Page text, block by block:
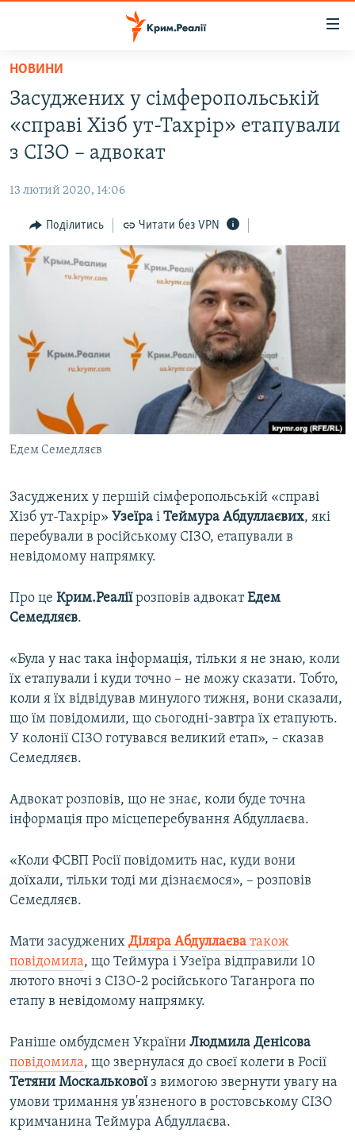
Перейти
основного
матеріалу
Перейти
до
основної
Перейти
до
пошуку
ВОДА.КРИМ
ВІДЕО ТА ФОТО
БЛОГИ
ПОГЛЯД
ІНТЕРВ'Ю
ВСЕ ЗА ДЕНЬ
ДЕПОРТАЦІЯ
ВІДЕОУРОКИ «ELIFBE»
СВІДЧЕННЯ ОКУПАЦІЇ
УКРАЇНСЬКА ПРОБЛЕМА КРИМУ
ІНФОГРАФІКА
ЯК ОБІЙТИ БЛОКУВАННЯ
Qırımtatar
ДОЛУЧАЙСЯ!
Усі сайти RFE/RL
НОВИНИ
Засуджених у сімферопольській
«справі Хізб ут-Тахрір» етапували
з СІЗО – адвокат
13 лютий 2020, 14:06
Поділитись Читати без VPN
Едем Семедляєв
Засуджених у першій сімферопольській «справі
Хізб ут-Тахрір» Узеїра і Теймура Абдуллаєвих, які
перебували в російському СІЗО, етапували в
невідомому напрямку.
Про це Крим.Реаліїрозповів адвокатЕдем
Семедляєв.
«Була у нас така інформація, тільки я не знаю, коли
їх етапували і куди точно – не можу сказати. Тобто,
коли я їх відвідував минулого тижня, вони сказали,
що їм повідомили, що сьогодні-завтра їх етапують.
У колонії СІЗО готувався великий етап», – сказав
Семедляєв.
Адвокат розповів, що не знає, коли буде точна
інформація про місцеперебування Абдуллаєва.
«Коли ФСВП Росії повідомить нас, куди вони
доїхали, тільки тоді ми дізнаємося», – розповів
Семедляєв.
Мати засуджених Діляра Абдуллаєва також
повідомила, що Теймура і Узеїра відправили 10
лютого вночі з СІЗО-2 російського Таганрога по
етапу в невідомому напрямку.
Раніше омбудсмен України Людмила Денісова
повідомила, що звернулася до своєї колеги в Росії
Тетяни Москальковоїз вимогою звернути увагу на
умови тримання ув'язненого в ростовському СІЗО
кримчанина Теймура Абдуллаєва.